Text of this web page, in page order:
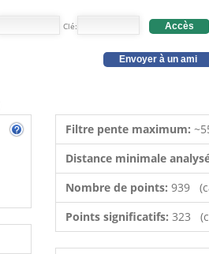
Clé: Accès
Envoyer à un ami
Filtre pente maximum:
Distance minimale
Nombre de points: 939
Points significatifs: 323